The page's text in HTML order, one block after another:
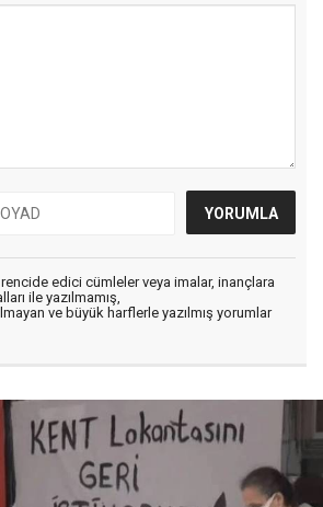
edici cümleler veya imalar, inançlara
ile yazılmamış,
ve büyük harflerle yazılmış yorumlar